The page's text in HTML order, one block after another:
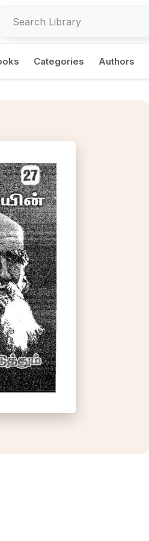
Categories Authors